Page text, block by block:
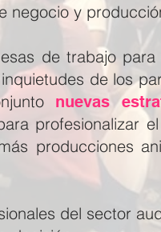
negocio y
de trabajo
de los
nuevas
profesionalizar
producciones
del sector